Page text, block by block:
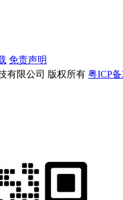
免责声明
有限公司 版权所有 粤ICP备